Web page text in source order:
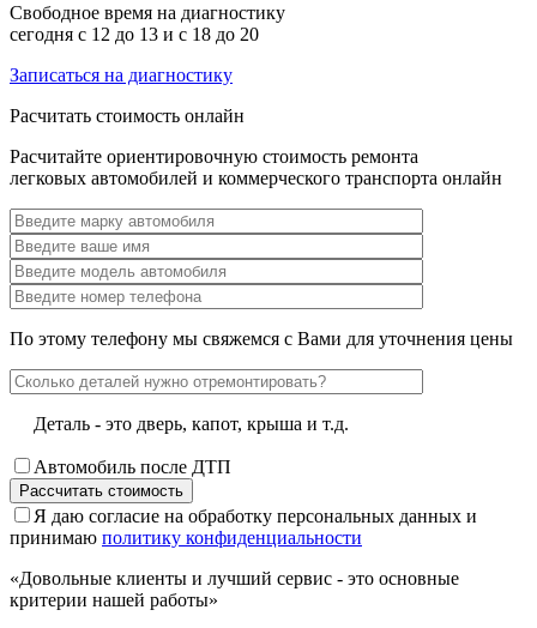
Свободное время на диагностику
сегодня с 12 до 13 и с 18 до 20
Записаться на диагностику
Расчитать стоимость онлайн
Расчитайте ориентировочную стоимость ремонта
легковых автомобилей и коммерческого транспорта онлайн
По этому телефону мы свяжемся с Вами для уточнения цены
Деталь - это дверь, капот, крыша и т.д.
Автомобиль после ДТП
Я даю согласие на обработку персональных данных и
принимаю политику конфиденциальности
«Довольные клиенты и лучший сервис - это основные
критерии нашей работы»